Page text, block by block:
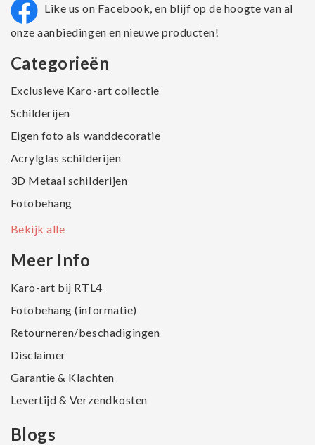
Like us on Facebook, en blijf op de hoogte van al
onze aanbiedingen en nieuwe producten!
Categorieën
Exclusieve Karo-art collectie
Schilderijen
Eigen foto als wanddecoratie
Acrylglas schilderijen
3D Metaal schilderijen
Fotobehang
Bekijk alle
Meer Info
Karo-art bij RTL4
Fotobehang (informatie)
Retourneren/beschadigingen
Disclaimer
Garantie & Klachten
Levertijd & Verzendkosten
Blogs